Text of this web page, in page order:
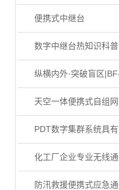
便携式中继台
数字中继台热知识科普